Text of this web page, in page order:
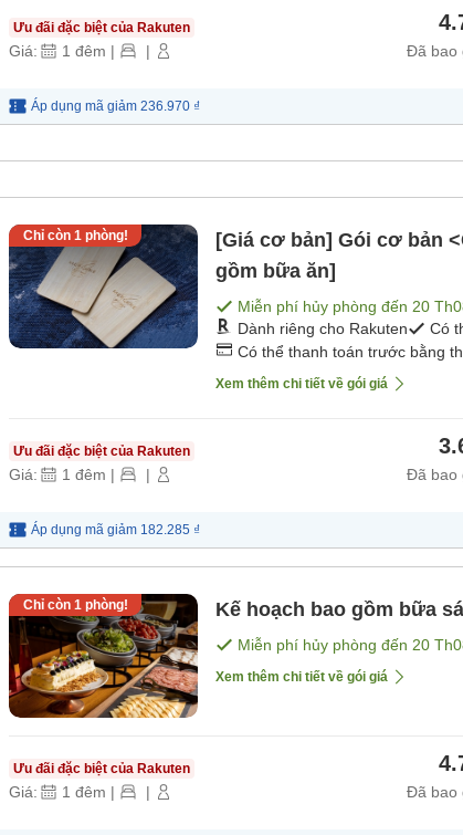
Ưu đãi đặc biệt của Rakuten
Giá: 1 đêm | | Đã bao
Áp dụng mã giảm 236.970 ₫
Chỉ còn 1phòng!
[Giá cơ bản] Gói cơ bản
gồm bữa ăn]
Miễn phí hủy phòng đến 20
Dành riêng cho Rakuten
Có
Có thể thanh toán trước bằng
Xem thêm chi tiết về gói giá
Ưu đãi đặc biệt của Rakuten
Giá: 1 đêm | | Đã bao
Áp dụng mã giảm 182.285 ₫
Chỉ còn 1phòng! Kế hoạch bao gồm bữa
Miễn phí hủy phòng đến 20
Xem thêm chi tiết về gói giá
Ưu đãi đặc biệt của Rakuten
Giá: 1 đêm | | Đã bao